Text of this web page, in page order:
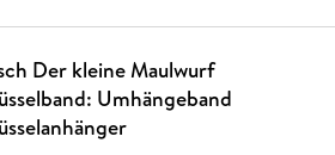
Der kleine Maulwurf
Umhängeband